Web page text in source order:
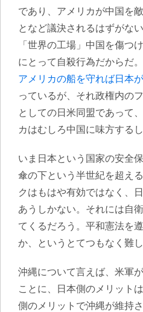
であり、アメリカが中国を
となど議決されるはずがな
「世界の工場」中国を傷つ
にとって自殺行為だからだ。
アメリカの船を守れば日本
っているが、それ政権内の
としての日米同盟であって
カはむしろ中国に味方するし
いま日本という国家の安全
傘の下という半世紀を超え
クはもはや有効ではなく、
あうしかない。それには自
てくるだろう。平和憲法を
か、というとてつもなく難
沖縄について言えば、米軍
ことに、日本側のメリット
側のメリットで沖縄が維持